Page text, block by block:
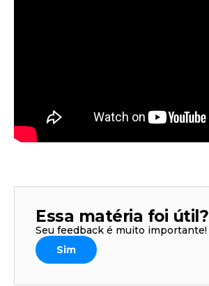
Essa matéria foi útil?
Seu feedback é muito importante!
Sim